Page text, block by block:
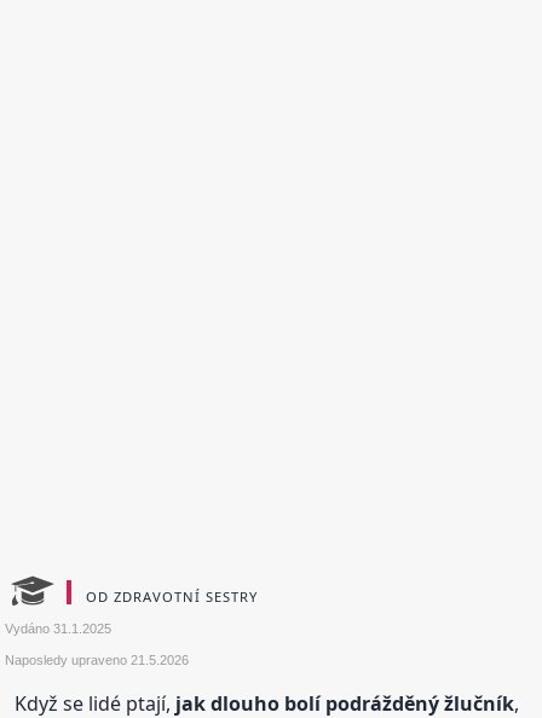
OD ZDRAVOTNÍ SESTRY
Vydáno31.1.2025
Naposledy upraveno21.5.2026
Když se lidé ptají, jak dlouho bolí podrážděný žlučník,